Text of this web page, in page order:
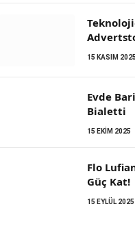
15 KASIM
Evde
Bialetti
15 EKIM 2025
Flo
Güç Kat!
15 EYLÜL 2025